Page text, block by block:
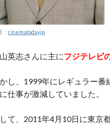
cinematoday.jp
英志さんに主にフジテレビ
し、1999年にレギュラー
仕事が激減していました。
て、2011年4月10日に東京